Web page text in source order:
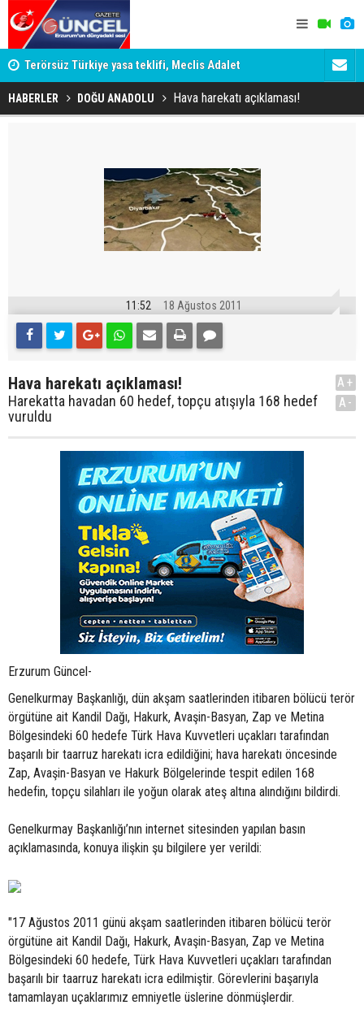
Terörsüz Türkiye yasa teklifi, Meclis Adalet
Komisyonu'nda kabul edildi
HABERLER DOĞU ANADOLU Hava harekatı açıklaması!
11:52 18 Ağustos 2011
Hava harekatı açıklaması!
Harekatta havadan 60 hedef, topçu atışıyla 168 hedef
vuruldu
A+
A-
Erzurum Güncel-
Genelkurmay Başkanlığı, dün akşam saatlerinden itibaren bölücü terör
örgütüne ait Kandil Dağı, Hakurk, Avaşin-Basyan, Zap ve Metina
Bölgesindeki 60 hedefe Türk Hava Kuvvetleri uçakları tarafından
başarılı bir taarruz harekatı icra edildiğini; hava harekatı öncesinde
Zap, Avaşin-Basyan ve Hakurk Bölgelerinde tespit edilen 168
hedefin, topçu silahları ile yoğun olarak ateş altına alındığını bildirdi.
Genelkurmay Başkanlığı’nın internet sitesinden yapılan basın
açıklamasında, konuya ilişkin şu bilgilere yer verildi:
"17 Ağustos 2011 günü akşam saatlerinden itibaren bölücü terör
örgütüne ait Kandil Dağı, Hakurk, Avaşin-Basyan, Zap ve Metina
Bölgesindeki 60 hedefe, Türk Hava Kuvvetleri uçakları tarafından
başarılı bir taarruz harekatı icra edilmiştir. Görevlerini başarıyla
tamamlayan uçaklarımız emniyetle üslerine dönmüşlerdir.